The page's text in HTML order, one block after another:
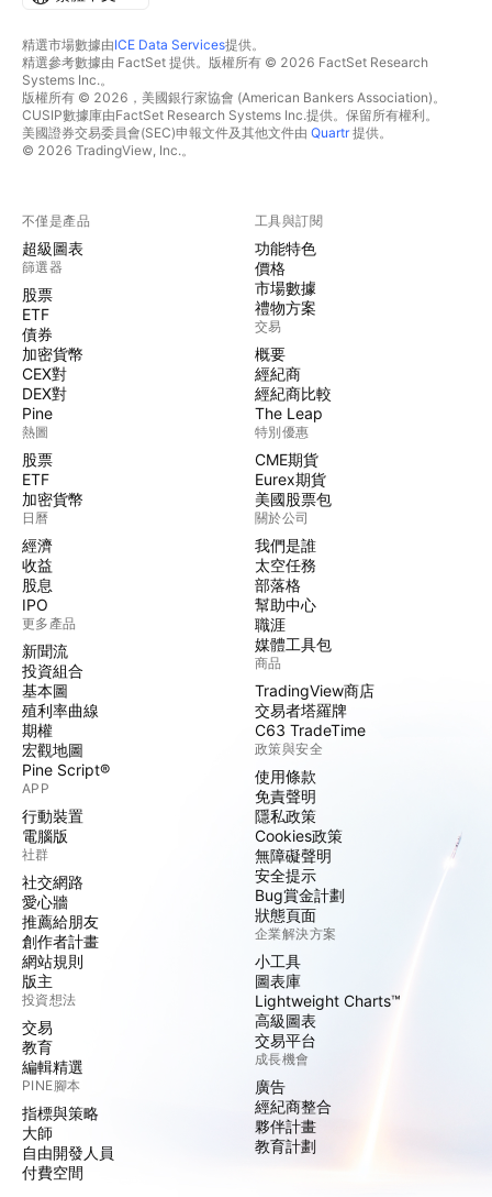
精選市場數據由ICE Data Services提供。
精選參考數據由 FactSet 提供。版權所有 © 2026 FactSet Research
Systems Inc.。
版權所有 © 2026，美國銀行家協會 (American Bankers Association)。
CUSIP數據庫由FactSet Research Systems Inc.提供。保留所有權利。
美國證券交易委員會(SEC)申報文件及其他文件由 Quartr提供。
© 2026 TradingView, Inc.。
不僅是產品
超級圖表
篩選器
股票
ETF
債券
加密貨幣
CEX對
DEX對
Pine
熱圖
股票
ETF
加密貨幣
日曆
經濟
收益
股息
IPO
更多產品
新聞流
投資組合
基本圖
殖利率曲線
期權
宏觀地圖
Pine Script®
APP
行動裝置
電腦版
社群
社交網路
愛心牆
推薦給朋友
創作者計畫
網站規則
版主
投資想法
交易
教育
編輯精選
PINE腳本
指標與策略
大師
自由開發人員
付費空間
工具與訂閱
功能特色
價格
市場數據
禮物方案
交易
概要
經紀商
經紀商比較
The Leap
特別優惠
CME期貨
Eurex期貨
美國股票包
關於公司
我們是誰
太空任務
部落格
幫助中心
職涯
媒體工具包
商品
TradingView商店
交易者塔羅牌
C63 TradeTime
政策與安全
使用條款
免責聲明
隱私政策
Cookies政策
無障礙聲明
安全提示
Bug賞金計劃
狀態頁面
企業解決方案
小工具
圖表庫
Lightweight Charts™
高級圖表
交易平台
成長機會
廣告
經紀商整合
夥伴計畫
教育計劃